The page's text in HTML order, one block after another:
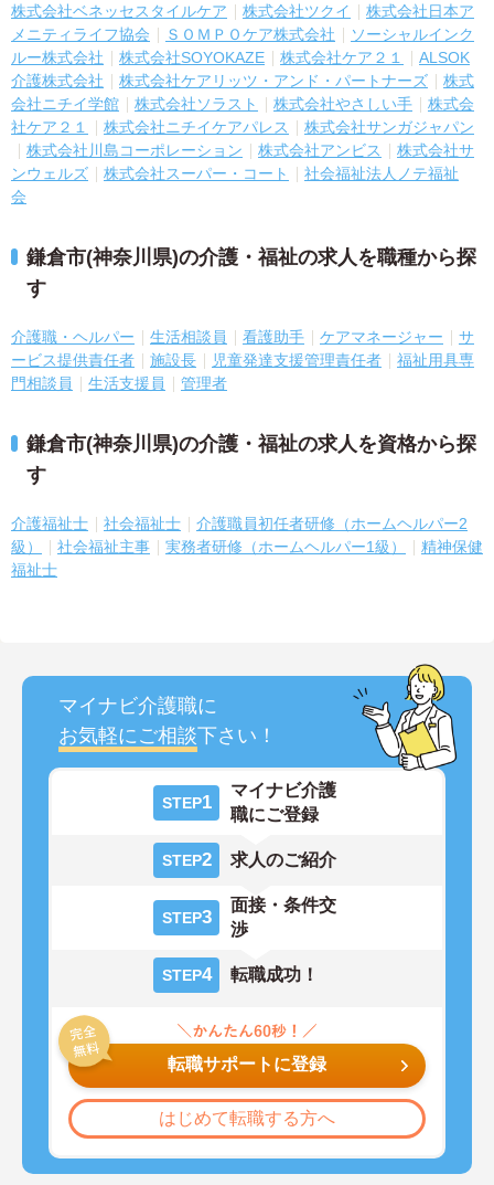
株式会社ベネッセスタイルケア 株式会社ツクイ
株式会社日本ア
メニティライフ協会
ＳＯＭＰＯケア株式会社
ソーシャルインク
ルー株式会社
株式会社SOYOKAZE 株式会社ケア２１
ALSOK
介護株式会社
株式会社ケアリッツ・アンド・パートナーズ
株式
会社ニチイ学館
株式会社ソラスト 株式会社やさしい手
株式会
社ケア２１
株式会社ニチイケアパレス
株式会社サンガジャパン
株式会社川島コーポレーション
株式会社アンビス
株式会社サ
ンウェルズ
株式会社スーパー・コート
社会福祉法人ノテ福祉
会
鎌倉市(神奈川県)の介護・福祉の求人を職種から探
す
介護職・ヘルパー 生活相談員 看護助手 ケアマネージャー
サ
ービス提供責任者
施設長 児童発達支援管理責任者
福祉用具専
門相談員
生活支援員 管理者
鎌倉市(神奈川県)の介護・福祉の求人を資格から探
す
介護福祉士 社会福祉士
介護職員初任者研修（ホームヘルパー2
級）
社会福祉主事 実務者研修（ホームヘルパー1級）
精神保健
福祉士
マイナビ介護職に
お気軽にご相談下さい！
STEP1
マイナビ介護
職にご登録
STEP2 求人のご紹介
STEP3
面接・条件交
渉
STEP4 転職成功！
転職サポートに登録
はじめて転職する方へ